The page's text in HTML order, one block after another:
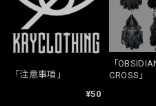
「注意事項」
¥50
「
CROSS」